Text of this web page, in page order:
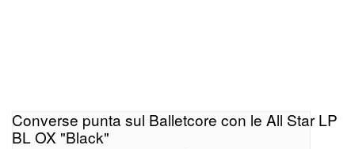
Converse punta sul Balletcore con le All Star LP
BL OX "Black"